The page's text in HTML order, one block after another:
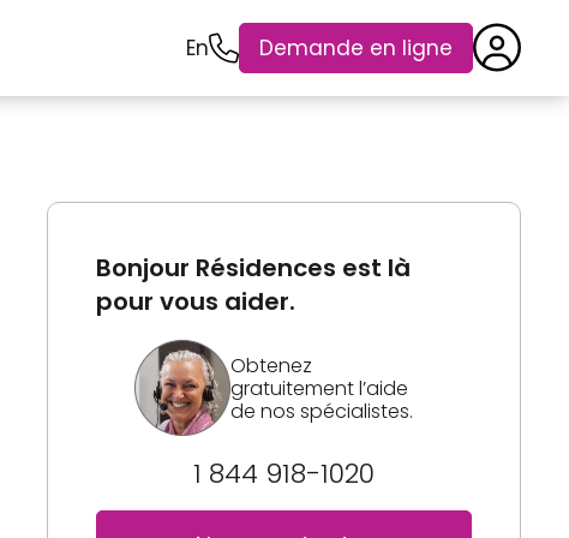
En Demande en ligne
Bonjour Résidences est là
pour vous aider.
Obtenez
gratuitement l’aide
de nos spécialistes.
1 844 918-1020